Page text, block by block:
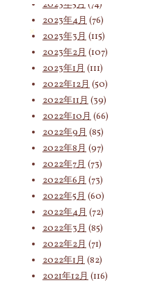
索
対
2023年5月 (74)
2023年4月 (76)
2023年3月 (115)
2023年2月 (107)
2023年1月 (111)
2022年12月 (50)
2022年11月 (39)
2022年10月 (66)
2022年9月 (85)
2022年8月 (97)
2022年7月 (73)
2022年6月 (73)
2022年5月 (60)
2022年4月 (72)
2022年3月 (85)
2022年2月 (71)
2022年1月 (82)
2021年12月 (116)